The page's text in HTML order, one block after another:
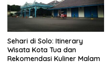
Sehari di Solo: Itinerary
Wisata Kota Tua dan
Rekomendasi Kuliner Malam